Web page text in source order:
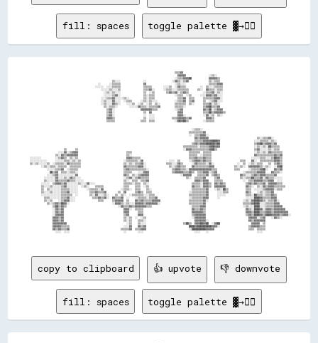
fill: spaces toggle palette ▓→✊🏽
copy to clipboard 👍 upvote 👎 downvote
fill: spaces toggle palette ▓→✊🏽